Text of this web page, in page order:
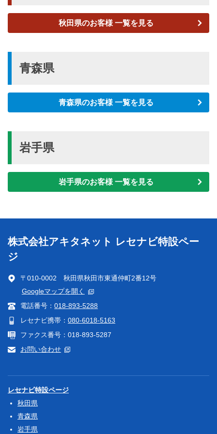
秋田県のお客様 一覧を見る
青森県
青森県のお客様 一覧を見る
岩手県
岩手県のお客様 一覧を見る
株式会社アキタネット レセナビ特設ペー
ジ
〒010-0002 秋田県秋田市東通仲町2番12号
Googleマップを開く
電話番号：018-893-5288
レセナビ携帯：080-6018-5163
ファクス番号：018-893-5287
お問い合わせ
レセナビ特設ページ
秋田県
青森県
岩手県